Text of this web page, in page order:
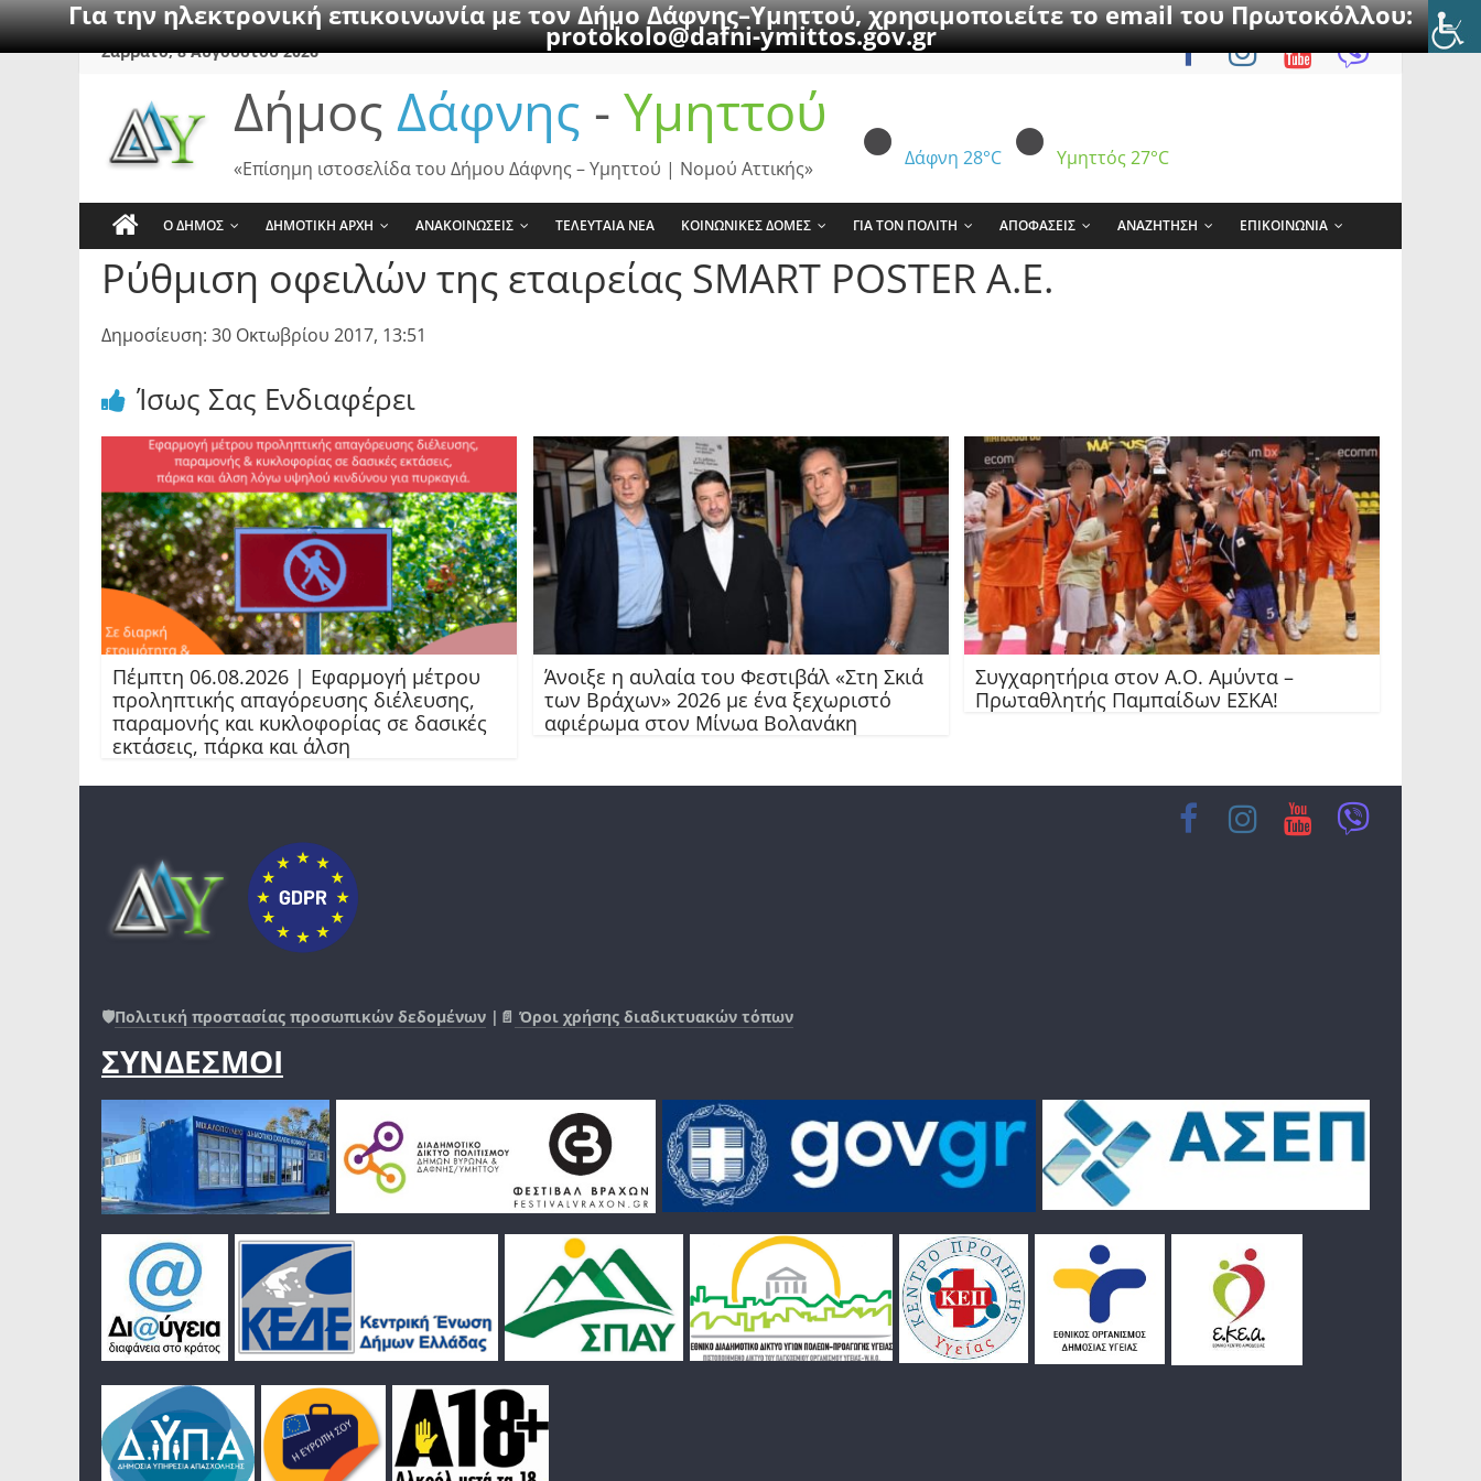
Για την ηλεκτρονική επικοινωνία με τον Δήμο Δάφνης–Υμηττού, χρησιμοποιείτε το email του Πρωτοκόλλου:
protokolo@dafni-ymittos.gov.gr
SkipΣάββατο, 8 Αυγούστου 2026
Δήμος Δάφνης - Υμηττού
Δάφνη 28°C Υμηττός 27°C
«Επίσημη ιστοσελίδα του Δήμου Δάφνης – Υμηττού | Νομού Αττικής»
Ο ΔΗΜΟΣ ΔΗΜΟΤΙΚΗ ΑΡΧΗ ΑΝΑΚΟΙΝΩΣΕΙΣ ΤΕΛΕΥΤΑΙΑ ΝΕΑ ΚΟΙΝΩΝΙΚΕΣ ΔΟΜΕΣ ΓΙΑ ΤΟΝ ΠΟΛΙΤΗ ΑΠΟΦΑΣΕΙΣ ΑΝΑΖΗΤΗΣΗ ΕΠΙΚΟΙΝΩΝΙΑ
Ρύθμιση οφειλών της εταιρείας SMART POSTER A.E.
Δημοσίευση: 30 Οκτωβρίου 2017, 13:51
Ίσως Σας Ενδιαφέρει
Πέμπτη 06.08.2026 | Εφαρμογή μέτρου
προληπτικής απαγόρευσης διέλευσης,
παραμονής και κυκλοφορίας σε δασικές
εκτάσεις, πάρκα και άλση
Άνοιξε η αυλαία του Φεστιβάλ «Στη Σκιά
των Βράχων» 2026 με ένα ξεχωριστό
αφιέρωμα στον Μίνωα Βολανάκη
Συγχαρητήρια στον Α.Ο. Αμύντα –
Πρωταθλητής Παμπαίδων ΕΣΚΑ!
🛡️Πολιτική προστασίας προσωπικών δεδομένων |📄 Όροι χρήσης διαδικτυακών τόπων
ΣΥΝΔΕΣΜΟΙ